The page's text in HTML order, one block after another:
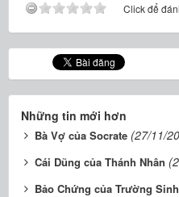
Click để
Những tin mới hơn
Bà Vợ của Socrate (27/11/
Cái Dũng của Thánh Nhân
Bảo Chứng của Trường